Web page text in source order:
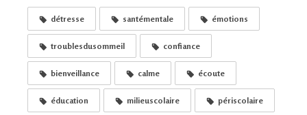
détresse santémentale émotions
troublesdusommeil confiance
bienveillance calme écoute
éducation milieuscolaire périscolaire